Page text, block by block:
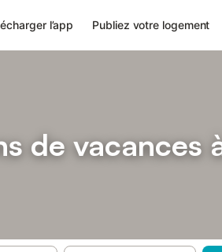
l’app Publiez votre logement
de vacances